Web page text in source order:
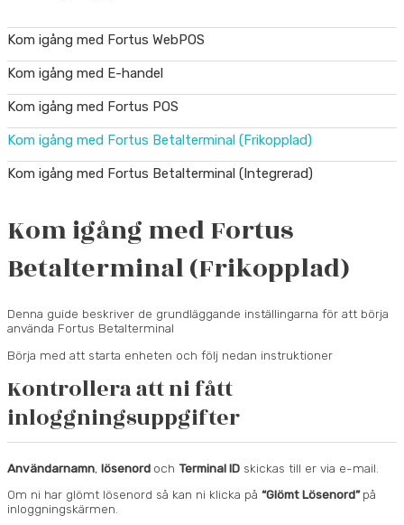
Kom igång med Fortus WebPOS
Kom igång med E-handel
Kom igång med Fortus POS
Kom igång med Fortus Betalterminal (Frikopplad)
Kom igång med Fortus Betalterminal (Integrerad)
Kom igång med Fortus
Betalterminal (Frikopplad)
Denna guide beskriver de grundläggande inställingarna för att börja
använda Fortus Betalterminal
Börja med att starta enheten och följ nedan instruktioner
Kontrollera att ni fått
inloggningsuppgifter
Användarnamn lösenord och Terminal ID skickas till er via e-mail.
Om ni har glömt lösenord så kan ni klicka på “Glömt Lösenord”på
inloggningskärmen.